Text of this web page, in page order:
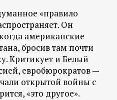
«правило
Он
американские
бросив там почти
Критикует и Белый
евробюрократов —
открытой войны с
«это другое».